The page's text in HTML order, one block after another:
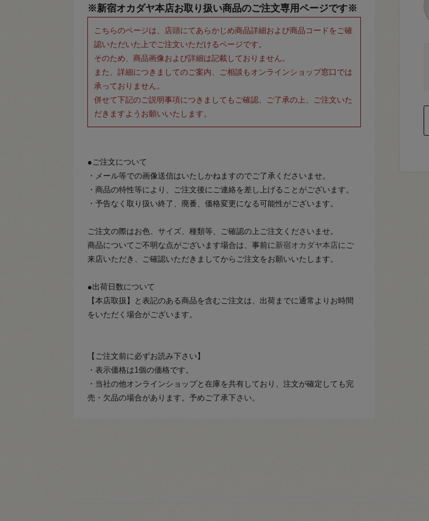
※新宿オカダヤ本店お取り扱い商品のご注文専用ページです※
こちらのページは、店頭にてあらかじめ商品詳細および商品コードをご確
認いただいた上でご注文いただけるページです。
そのため、商品画像および詳細は記載しておりません。
また、詳細につきましてのご案内、ご相談もオンラインショップ窓口では
承っておりません。
併せて下記のご説明事項につきましてもご確認、ご了承の上、ご注文いた
だきますようお願いいたします。
●ご注文について
・メール等での画像送信はいたしかねますのでご了承くださいませ。
・商品の特性等により、ご注文後にご連絡を差し上げることがございます。
・予告なく取り扱い終了、廃番、価格変更になる可能性がございます。
ご注文の際はお色、サイズ、種類等、ご確認の上ご注文くださいませ。
商品についてご不明な点がございます場合は、事前に 新宿オカダヤ本店にご
来店いただき、ご確認いただきましてからご注文をお願いいたします。
●出荷日数について
【本店取扱】と表記のある商品を含むご注文は、出荷までに通常よりお時間
をいただく場合がございます。
【ご注文前に必ずお読み下さい】
・表示価格は1個の価格です。
・当社の他オンラインショップと在庫を共有しており、注文が確定しても完
売・欠品の場合があります。予めご了承下さい。